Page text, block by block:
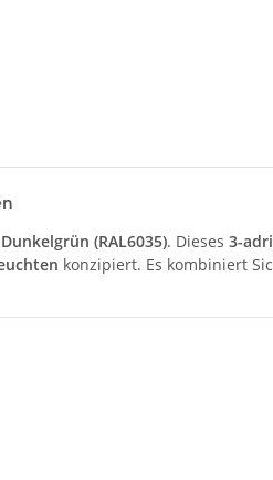
(RAL6035). Dieses 3-
konzipiert. Es kombiniert